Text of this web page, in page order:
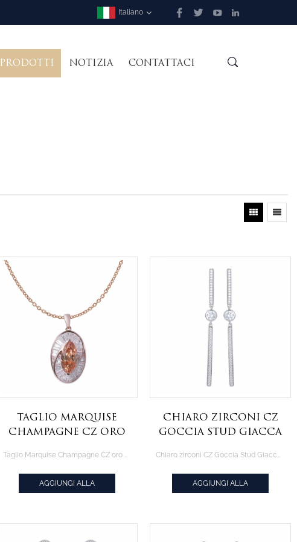
Italiano
PRODOTTI NOTIZIA CONTATTACI
Taglio Marquise
Champagne CZ oro
collana di gioielli
AGGIUNGI ALLA
Chiaro zirconi CZ
Goccia Stud Giacca
AGGIUNGI ALLA